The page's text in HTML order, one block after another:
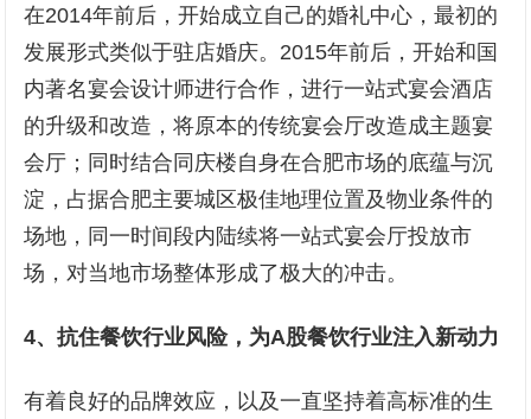
在2014年前后，开始成立自己的婚礼中心，最初的
发展形式类似于驻店婚庆。2015年前后，开始和国
内著名宴会设计师进行合作，进行一站式宴会酒店
的升级和改造，将原本的传统宴会厅改造成主题宴
会厅；同时结合同庆楼自身在合肥市场的底蕴与沉
淀，占据合肥主要城区极佳地理位置及物业条件的
场地，同一时间段内陆续将一站式宴会厅投放市
场，对当地市场整体形成了极大的冲击。
4、抗住餐饮行业风险，为A股餐饮行业注入新动力
有着良好的品牌效应，以及一直坚持着高标准的生